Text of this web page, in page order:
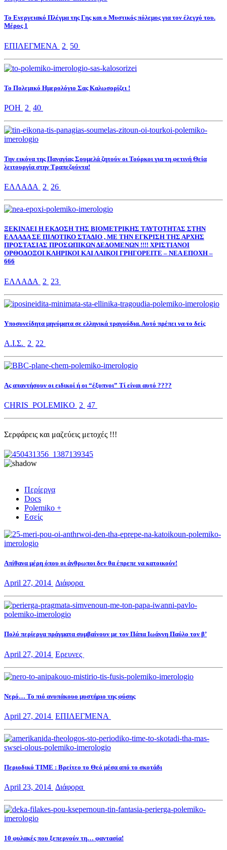
Το Ενεργειακό Πλέγμα της Γης και ο Μυστικός πόλεμος για τον έλεγχό του.
Μέρος 1
ΕΠΙΛΕΓΜΕΝΑ 2 50
Το Πολεμικό Ημερολόγιο Σας Καλωσορίζει !
ΡΟΗ 2 40
Την εικόνα της Παναγίας Σουμελά ζητούν οι Τούρκοι για τη φετινή Θεία
λειτουργία στην Τραπεζούντα!
ΕΛΛΑΔΑ 2 26
ΞΕΚΙΝΑΕΙ Η ΕΚΔΟΣΗ ΤΗΣ ΒΙΟΜΕΤΡΙΚΗΣ ΤΑΥΤΟΤΗΤΑΣ ΣΤΗΝ
ΕΛΛΑΔΑ ΣΕ ΠΙΛΟΤΙΚΟ ΣΤΑΔΙΟ , ΜΕ ΤΗΝ ΕΓΚΡΙΣΗ ΤΗΣ ΑΡΧΗΣ
ΠΡΟΣΤΑΣΙΑΣ ΠΡΟΣΩΠΙΚΩΝ ΔΕΔΟΜΕΝΩΝ !!!! ΧΡΙΣΤΙΑΝΟΙ
ΟΡΘΟΔΟΞΟΙ ΚΛΗΡΙΚΟΙ ΚΑΙ ΛΑΙΚΟΙ ΓΡΗΓΟΡΕΙΤΕ – ΝΕΑ ΕΠΟΧΗ –
666
ΕΛΛΑΔΑ 2 23
Υποσυνείδητα μηνύματα σε ελληνικά τραγούδια. Αυτό πρέπει να το δείς
Α.Ι.Σ. 2 22
Ας απαντήσουν οι ειδικοί ή οι “έξυπνοι” Τί είναι αυτό ????
CHRIS_POLEMIKO 2 47
Σερφάρεις και μαζεύεις μετοχές !!!
Περίεργα
Docs
Polemiko +
Εσείς
Aπίθανα μέρη όπου οι άνθρωποι δεν θα έπρεπε να κατοικούν!
April 27, 2014 Διάφορα
Πολύ περίεργα πράγματα συμβαίνουν με τον Πάπα Ιωάννη Παύλο τον β’
April 27, 2014 Ερευνες
Νερό… Το πιό ανυπάκουο μυστήριο της φύσης
April 27, 2014 ΕΠΙΛΕΓΜΕΝΑ
Περιοδικό TIME : Βρείτεο το Θεό μέσα από το σκοτάδι
April 23, 2014 Διάφορα
10 φυλακές που ξεπερνούν τη… φαντασία!